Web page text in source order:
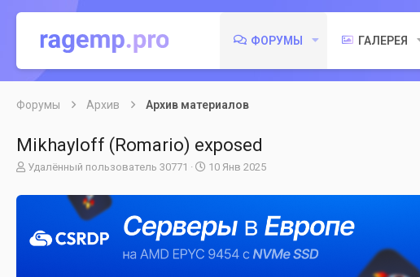
ФОРУМЫ ГАЛЕРЕЯ
Форумы Архив Архив материалов
Mikhayloff (Romario) exposed
А
т
т
Удалённый пользователь 30771
Д
т
н
а
ч
10 Янв 2025